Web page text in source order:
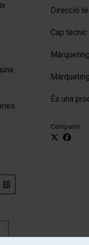
Direcció
Cap
És una
Compartir